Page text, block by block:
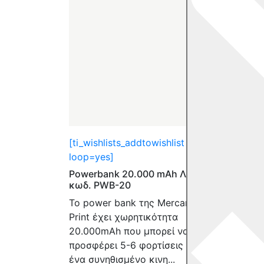
[ti_wishlists_addtowishlist
loop=yes]
Powerbank 20.000 mAh Λευκό
κωδ. PWB-20
Το power bank της Mercan
Print έχει χωρητικότητα
20.000mAh που μπορεί να
προσφέρει 5-6 φορτίσεις σε
ένα συνηθισμένο κινη...